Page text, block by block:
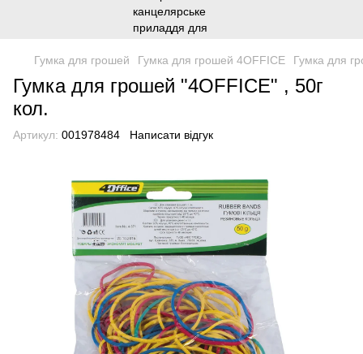
Гумка для грошей Гумка для грошей 4OFFICE Гумка для
Гумка для грошей "4OFFICE" , 50г
кол.
Артикул: 001978484 Написати відгук